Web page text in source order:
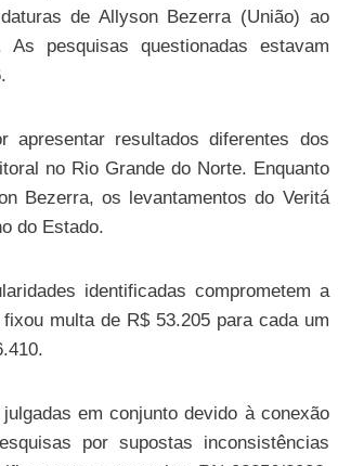
de Allyson Bezerra (União) ao
pesquisas questionadas estavam
apresentar resultados diferentes dos
no Rio Grande do Norte. Enquanto
Bezerra, os levantamentos do Veritá
do Estado.
identificadas comprometem a
multa de R$ 53.205 para cada um
em conjunto devido à conexão
por supostas inconsistências